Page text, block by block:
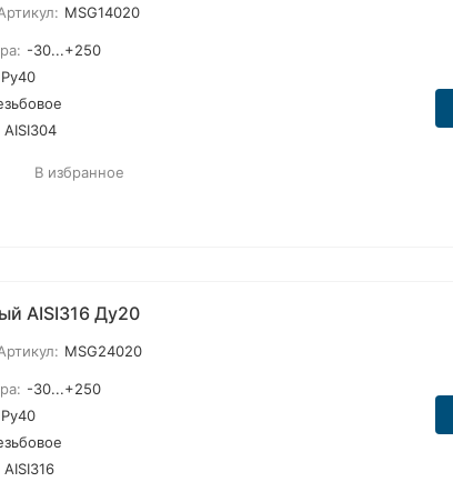
MSG14020
-30...+250
Ру40
AISI304
В избранное
AISI316 Ду20
MSG24020
-30...+250
Ру40
AISI316